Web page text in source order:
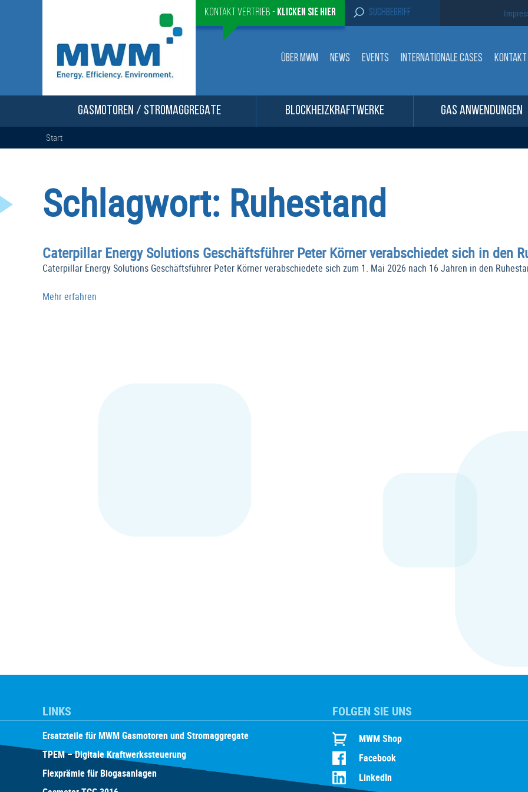
Kontakt Vertrieb - Klicken sie Hier
S
e
r
:
ÜBER MWM NEWS EVENTS INTERNATIONALE CASES KONTAKT
GASMOTOREN / STROMAGGREGATE BLOCKHEIZKRAFTWERKE GAS ANWENDUNGEN
Start
Schlagwort: Ruhestand
Caterpillar Energy Solutions Geschäftsführer Peter Körner verabschiedet sich in den
Caterpillar Energy Solutions Geschäftsführer Peter Körner verabschiedete sich zum 1. Mai 2026 nach 16 Jahren in den
Mehr erfahren
LINKS
Ersatzteile für MWM Gasmotoren und Stromaggregate
TPEM – Digitale Kraftwerkssteuerung
Flexprämie für Biogasanlagen
FOLGEN SIE UNS
MWM Shop
Facebook
LinkedIn